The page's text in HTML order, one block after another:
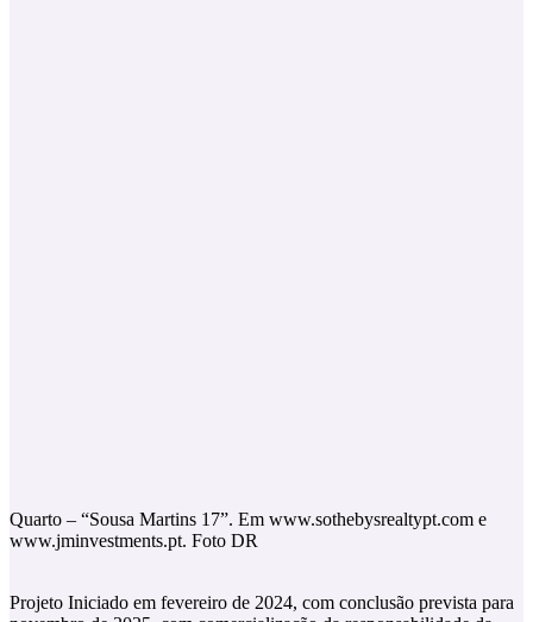
Quarto – “Sousa Martins 17”. Em www.sothebysrealtypt.com e
www.jminvestments.pt. Foto DR
Projeto Iniciado em fevereiro de 2024, com conclusão prevista para